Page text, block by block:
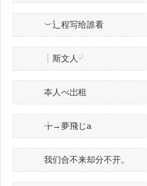
︶辶程写给誰看
┊斯文人╯
夲人べ岀租
╆→夢飛じa
我们合不来却分不开。